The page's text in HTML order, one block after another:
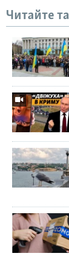
Читайте